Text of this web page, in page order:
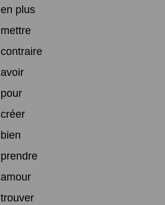
en plus
mettre
contraire
avoir
pour
créer
bien
prendre
amour
trouver